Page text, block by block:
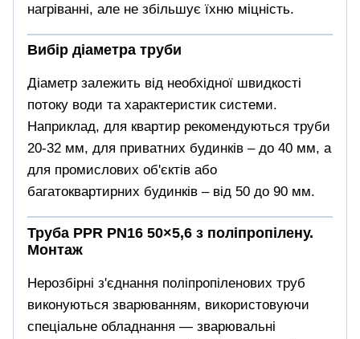
нагріванні, але не збільшує їхню міцність.
Вибір діаметра труби
Діаметр залежить від необхідної швидкості
потоку води та характеристик системи.
Наприклад, для квартир рекомендуються труби
20-32 мм, для приватних будинків – до 40 мм, а
для промислових об'єктів або
багатоквартирних будинків – від 50 до 90 мм.
Труба PPR PN16 50×5,6 з поліпропілену.
Монтаж
Нерозбірні з'єднання поліпропіленових труб
виконуються зварюванням, використовуючи
спеціальне обладнання — зварювальні